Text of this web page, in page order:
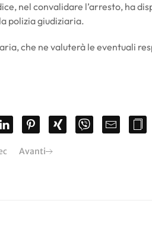
nel convalidare l’arresto, ha
polizia giudiziaria.
che ne valuterà le eventuali
Avanti